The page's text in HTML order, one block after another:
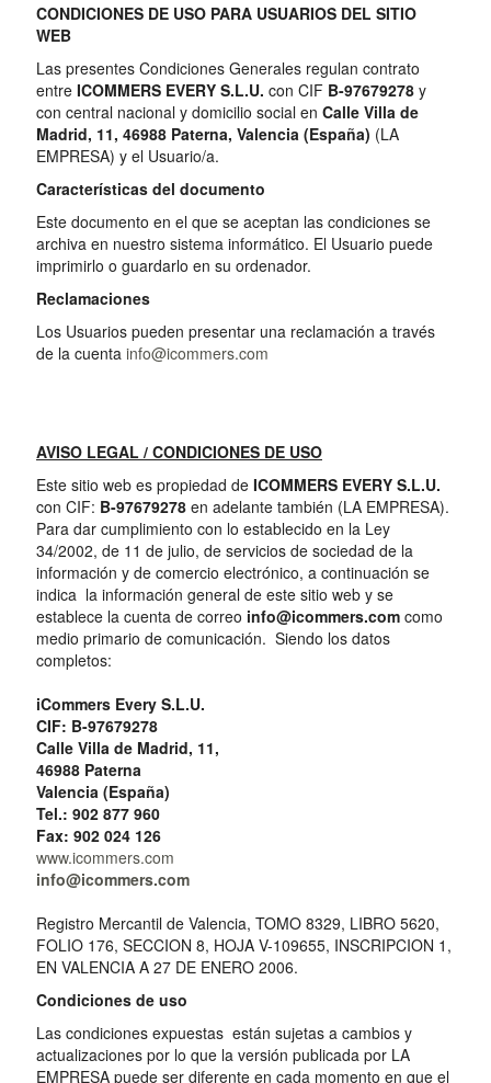
CONDICIONES DE USO PARA USUARIOS DEL SITIO
WEB
Las presentes Condiciones Generales regulan contrato
entre ICOMMERS EVERY S.L.U. con CIF B-97679278 y
con central nacional y domicilio social en Calle Villa de
Madrid, 11, 46988 Paterna, Valencia (España) (LA
EMPRESA) y el Usuario/a.
Características del documento
Este documento en el que se aceptan las condiciones se
archiva en nuestro sistema informático. El Usuario puede
imprimirlo o guardarlo en su ordenador.
Reclamaciones
Los Usuarios pueden presentar una reclamación a través
de la cuenta info@icommers.com
AVISO LEGAL / CONDICIONES DE USO
Este sitio web es propiedad de ICOMMERS EVERY S.L.U.
con CIF: B-97679278 en adelante también (LA EMPRESA).
Para dar cumplimiento con lo establecido en la Ley
34/2002, de 11 de julio, de servicios de sociedad de la
información y de comercio electrónico, a continuación se
indica la información general de este sitio web y se
establece la cuenta de correo info@icommers.com como
medio primario de comunicación. Siendo los datos
completos:
iCommers Every S.L.U.
CIF: B-97679278
Calle Villa de Madrid, 11,
46988 Paterna
Valencia (España)
Tel.: 902 877 960
Fax: 902 024 126
www.icommers.com
info@icommers.com
Registro Mercantil de Valencia, TOMO 8329, LIBRO 5620,
FOLIO 176, SECCION 8, HOJA V-109655, INSCRIPCION 1,
EN VALENCIA A 27 DE ENERO 2006.
Condiciones de uso
Las condiciones expuestas están sujetas a cambios y
actualizaciones por lo que la versión publicada por LA
EMPRESA puede ser diferente en cada momento en que el